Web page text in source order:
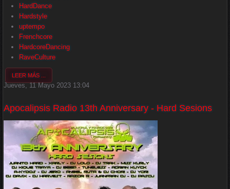
HardDance
Hardstyle
uptempo
Frenchcore
HardcoreDancing
RaveCulture
LEER MÁS ...
Jueves, 11 Mayo 2023 13:04
Apocalipsis Radio 13th Anniversary - Hard Sesions